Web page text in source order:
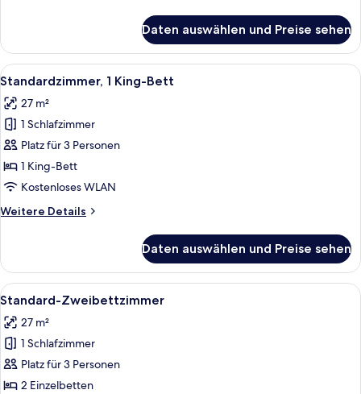
King
Room
Daten auswählen und Preise sehen
Alle
Fotos
für
Standardzimmer,
1 King-
Bett
anzeigen
Ein Hotelzimmer mit Bett,
9
Standardzimmer, 1 King-Bett
27 m²
1 Schlafzimmer
Platz für 3 Personen
1 King-Bett
Kostenloses WLAN
Weitere Details
Weitere
1 King-
Bett
Daten auswählen und Preise sehen
Alle
Fotos
für
Standard-
Zweibettzimmer
anzeigen
Ein Hotelzimmer mit zwei Betten,
14
Standard-Zweibettzimmer
27 m²
1 Schlafzimmer
Platz für 3 Personen
2 Einzelbetten